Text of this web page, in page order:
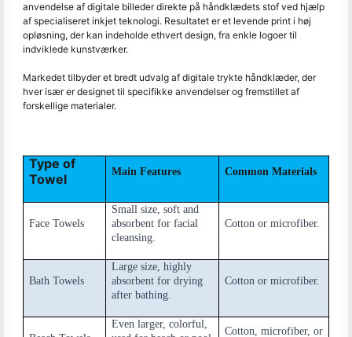
anvendelse af digitale billeder direkte på håndklædets stof ved hjælp
af specialiseret inkjet teknologi. Resultatet er et levende print i høj
opløsning, der kan indeholde ethvert design, fra enkle logoer til
indviklede kunstværker.
Markedet tilbyder et bredt udvalg af digitale trykte håndklæder, der
hver især er designet til specifikke anvendelser og fremstillet af
forskellige materialer.
Type of
Towel
Main Features Common Materials
Face Towels
Small size, soft and
absorbent for facial
cleansing.
Cotton or microfiber.
Bath Towels
Large size, highly
absorbent for drying
after bathing.
Cotton or microfiber.
Even larger, colorful,
Cotton, microfiber, or